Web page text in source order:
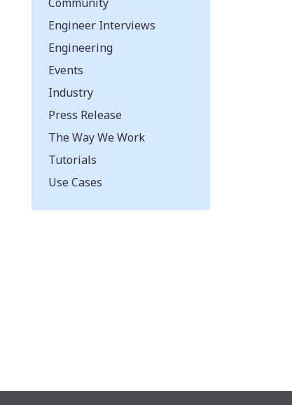
Engineer Interviews
Engineering
Events
Industry
Press Release
The Way We Work
Tutorials
Use Cases